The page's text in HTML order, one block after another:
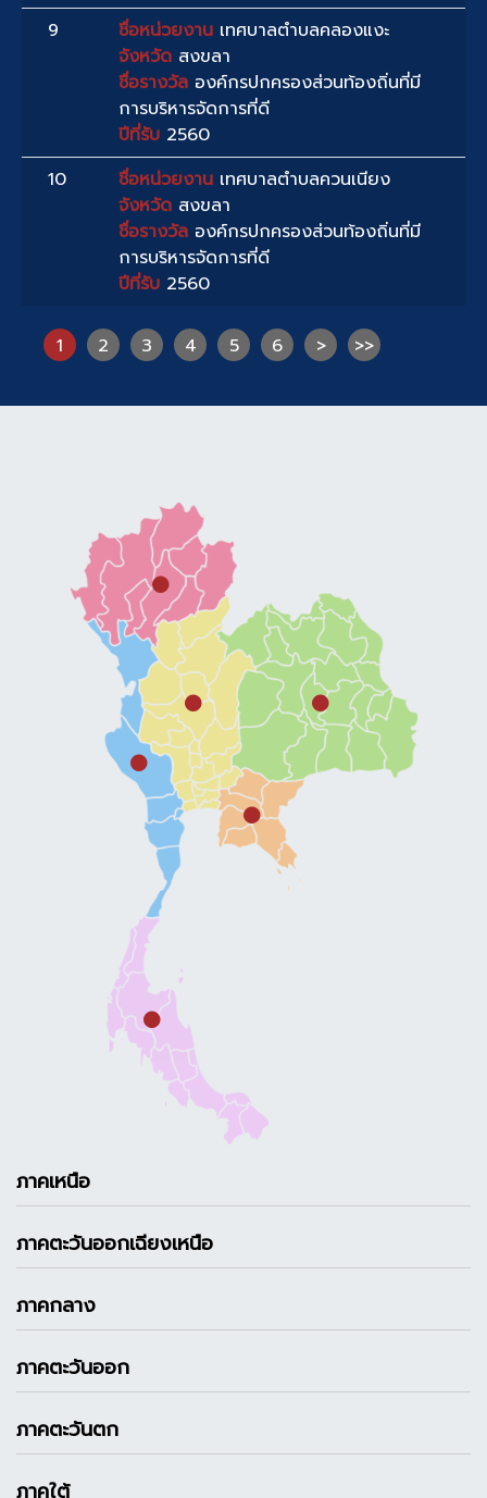
9
ชื่อหน่วยงาน เทศบาลตำบลคลองแงะ
จังหวัด สงขลา
ชื่อรางวัล องค์กรปกครองส่วนท้องถิ่นที่มี
การบริหารจัดการที่ดี
ปีที่รับ 2560
10
ชื่อหน่วยงาน เทศบาลตำบลควนเนียง
จังหวัด สงขลา
ชื่อรางวัล องค์กรปกครองส่วนท้องถิ่นที่มี
การบริหารจัดการที่ดี
ปีที่รับ 2560
1 2 3 4 5 6 > >>
ภาคเหนือ
ภาคตะวันออกเฉียงเหนือ
ภาคกลาง
ภาคตะวันออก
ภาคตะวันตก
ภาคใต้